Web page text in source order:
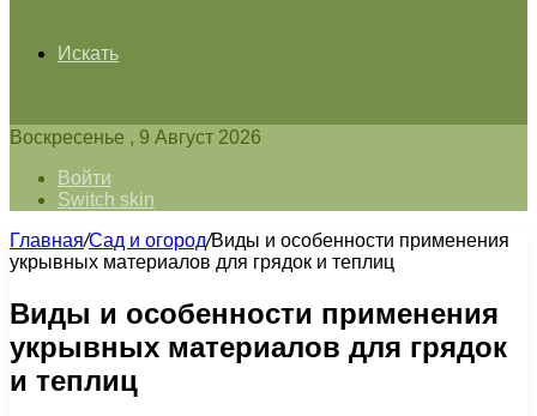
Искать
Воскресенье , 9 Август 2026
Войти
Switch skin
Главная/Сад и огород/Виды и особенности применения
укрывных материалов для грядок и теплиц
Виды и особенности применения
укрывных материалов для грядок
и теплиц